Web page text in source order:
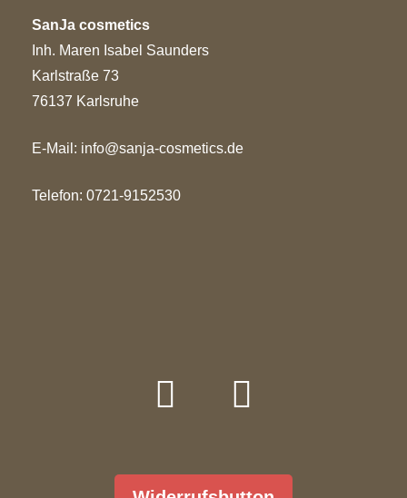
SanJa cosmetics
Inh. Maren Isabel Saunders
Karlstraße 73
76137 Karlsruhe
E-Mail: info@sanja-cosmetics.de
Telefon: 0721-9152530